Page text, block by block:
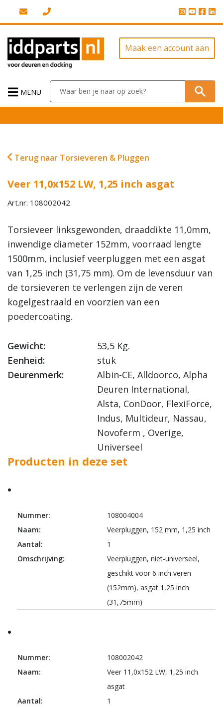
Maak een account aan
MENU
Terug naar Torsieveren & Pluggen
Veer 11,0x152 LW, 1,25 inch asgat
Art.nr: 108002042
Torsieveer linksgewonden, draaddikte 11,0mm,
inwendige diameter 152mm, voorraad lengte
1500mm, inclusief veerpluggen met een asgat
van 1,25 inch (31,75 mm). Om de levensduur van
de torsieveren te verlengen zijn de veren
kogelgestraald en voorzien van een
poedercoating.
Gewicht:
53,5 Kg.
Eenheid:
stuk
Deurenmerk:
Albin-CE, Alldoorco, Alpha
Deuren International,
Alsta, ConDoor, FlexiForce,
Indus, Multideur, Nassau,
Novoferm , Overige,
Universeel
Producten in deze set
Nummer:
108004004
Naam:
Veerpluggen, 152 mm, 1,25 inch
Aantal:
1
Omschrijving:
Veerpluggen, niet-universeel,
geschikt voor 6 inch veren
(152mm), asgat 1,25 inch
(31,75mm)
Nummer:
108002042
Naam:
Veer 11,0x152 LW, 1,25 inch
asgat
Aantal:
1